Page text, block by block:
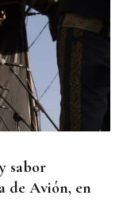
sabor
de Avión, en